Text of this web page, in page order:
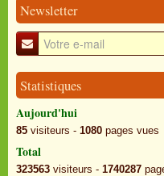
Newsletter
Statistiques
Aujourd'hui
85 visiteurs - 1080 pages vues
Total
323563 visiteurs - 1740287